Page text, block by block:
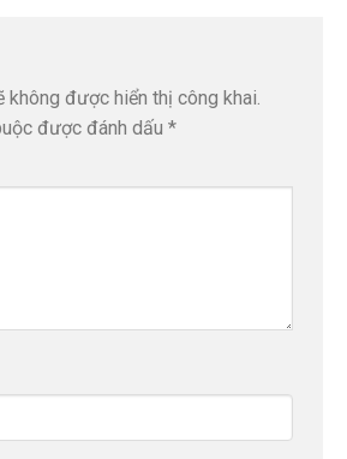
không được hiển thị công khai.
được đánh dấu *